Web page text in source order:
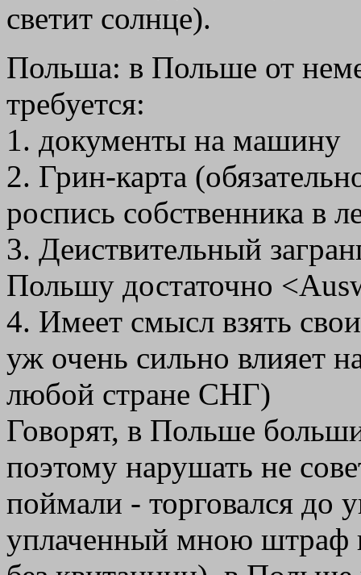
светит солнце).
Польша: в Польше от
требуется:
1. документы на машину
2. Грин-карта
роспись собственника в
3. Деиствительный
Польшу достаточно
4. Имеет смысл взять
уж очень сильно влияет
любой стране СНГ)
Говорят, в Польше
поэтому нарушать не
поймали - торговался до
уплаченный мною штраф